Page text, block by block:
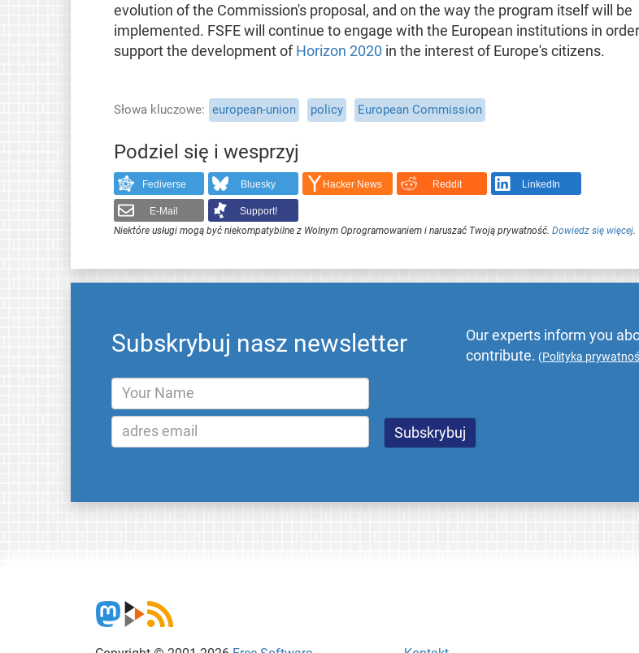
evolution of the Commission's proposal, and on the way the program itself will be
implemented. FSFE will continue to engage with the European institutions in
support the development of Horizon 2020 in the interest of Europe's citizens.
Słowa kluczowe european-union policy European Commission
Podziel się i wesprzyj
Fediverse Bluesky Hacker News Reddit LinkedIn
E-Mail
Support!
Niektóre usługi mogą być niekompatybilne z Wolnym Oprogramowaniem i naruszać Twoją prywatność. Dowiedz się więcej.
Subskrybuj nasz newsletter
Our experts inform you
contribute. (Polityka